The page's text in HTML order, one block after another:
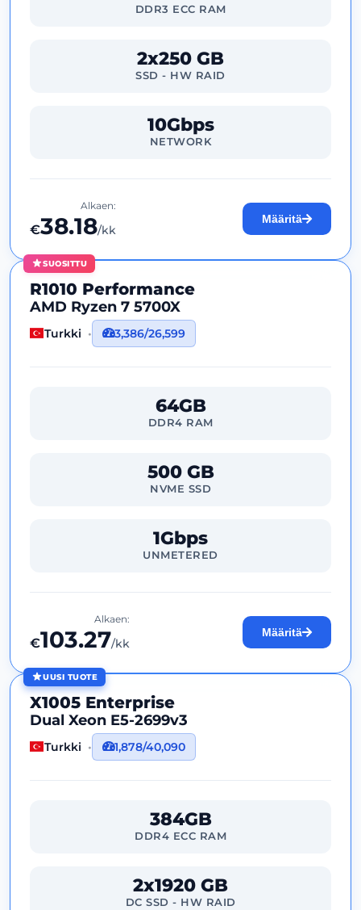
DDR3 ECC RAM
2x250 GB
SSD - HW RAID
10Gbps
NETWORK
Alkaen:
€38.18/kk
Määritä
SUOSITTU
R1010 Performance
AMD Ryzen 7 5700X
Turkki 3,386/26,599
64GB
DDR4 RAM
500 GB
NVME SSD
1Gbps
UNMETERED
Alkaen:
€103.27/kk
Määritä
UUSI TUOTE
X1005 Enterprise
Dual Xeon E5-2699v3
Turkki 1,878/40,090
384GB
DDR4 ECC RAM
2x1920 GB
DC SSD - HW RAID